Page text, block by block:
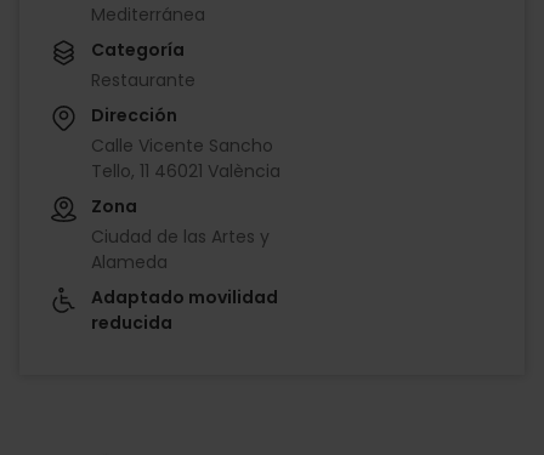
Mediterránea
Categoría
Restaurante
Dirección
Calle Vicente Sancho
Tello, 11 46021 València
Zona
Ciudad de las Artes y
Alameda
Adaptado movilidad
reducida